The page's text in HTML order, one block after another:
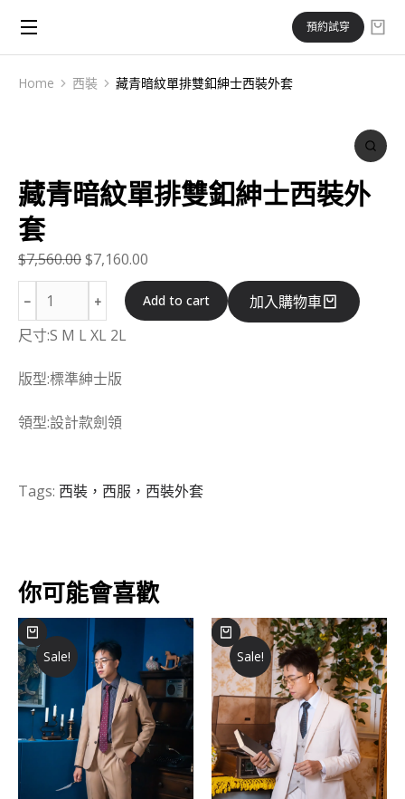
預約試穿
You are here:
Home 西裝 藏青暗紋單排雙釦紳士西裝外套
藏青暗紋單排雙釦紳士西裝外
套
$7,560.00$7,160.00
Add to cart
加入購物車
尺寸:S M L XL 2L
版型:標準紳士版
領型:設計款劍領
Tags: 西裝，西服，西裝外套
你可能會喜歡
Sale! Sale!